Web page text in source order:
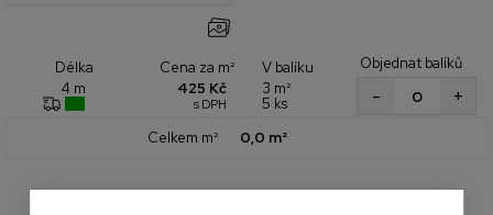
Délka
4 m
Cena za m²
425 Kč
s DPH
V balíku
3 m²
5 ks
Objednat balíků
+
-
Celkem m² 0,0 m²